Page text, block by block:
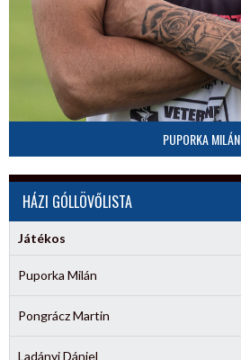
PUPORKA MILÁN
HÁZI GÓLLÖVŐLISTA
Játékos
Puporka Milán
Pongrácz Martin
Ladányi Dániel